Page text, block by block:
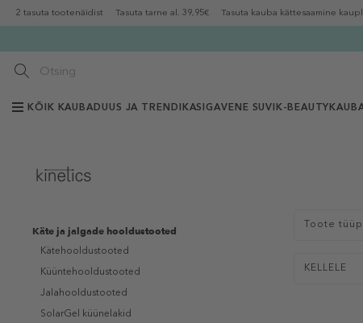
2 tasuta tootenäidist Tasuta tarne al. 39,95€ Tasuta kauba kättesaamine
KÕIK KAUBADUUS JA TRENDIKAS IGAVENE SUVI K-BEAUTY
Käte ja jalgade hooldustooted
Kätehooldustooted
Küüntehooldustooted
Jalahooldustooted
SolarGel küünelakid
Toote tüüp
KELLELE